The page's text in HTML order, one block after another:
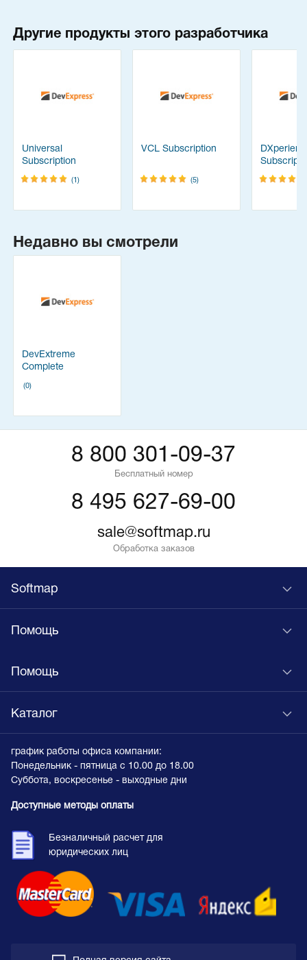
Другие продукты этого разработчика
Universal
Subscription
(1)
VCL Subscription
(5)
Недавно вы смотрели
DevExtreme
Complete
(0)
8 800 301-09-37
Бесплатный номер
8 495 627-69-00
sale@softmap.ru
Обработка заказов
Softmap
Помощь
Помощь
Каталог
график работы офиса компании:
Понедельник - пятница с 10.00 до 18.00
Суббота, воскресенье - выходные дни
Доступные методы оплаты
Безналичный расчет для
юридических лиц